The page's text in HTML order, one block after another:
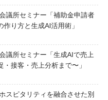
議所セミナー「補助金申請者
り方と生成AI活用術」
議所セミナー「生成AIで売上
接客・売上分析まで〜」
スピタリティを融合させた別